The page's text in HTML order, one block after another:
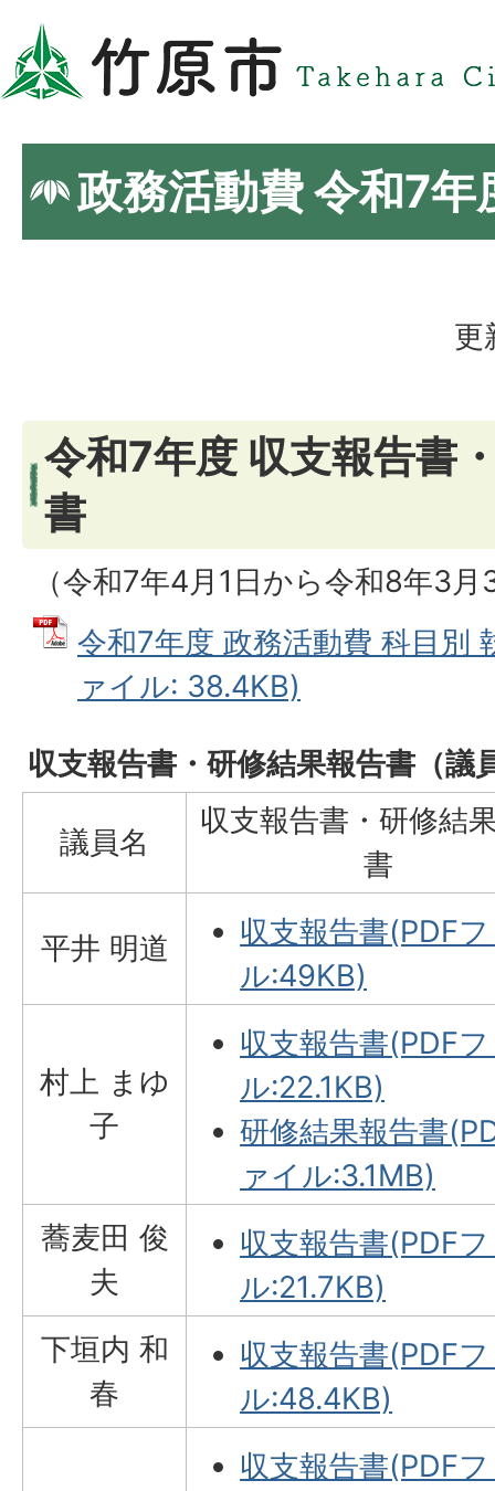
政務活動費 令和7年
更
令和7年度 収支報告書
書
（令和7年4月1日から令和8年3
令和7年度 政務活動費 科目別
ァイル: 38.4KB)
収支報告書・研修結果報告書（議
議員名
収支報告書・研修結
書
平井 明道
収支報告書(PDF
ル:49KB)
村上 まゆ
子
収支報告書(PDF
ル:22.1KB)
研修結果報告書
ァイル:3.1MB)
蕎麦田 俊
夫
収支報告書(PDF
ル:21.7KB)
下垣内 和
春
収支報告書(PDF
ル:48.4KB)
収支報告書(PDF